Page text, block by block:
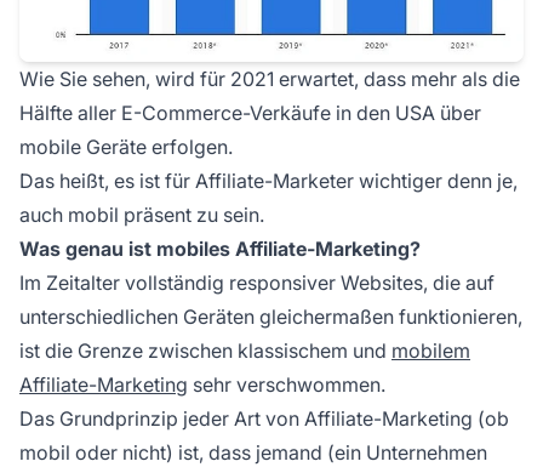
Wie Sie sehen, wird für 2021 erwartet, dass mehr als die
Hälfte aller E-Commerce-Verkäufe in den USA über
mobile Geräte erfolgen.
Das heißt, es ist für Affiliate-Marketer wichtiger denn je,
auch mobil präsent zu sein.
Was genau ist mobiles Affiliate-Marketing?
Im Zeitalter vollständig responsiver Websites, die auf
unterschiedlichen Geräten gleichermaßen funktionieren,
ist die Grenze zwischen klassischem und mobilem
Affiliate-Marketing sehr verschwommen.
Das Grundprinzip jeder Art von Affiliate-Marketing (ob
mobil oder nicht) ist, dass jemand (ein Unternehmen